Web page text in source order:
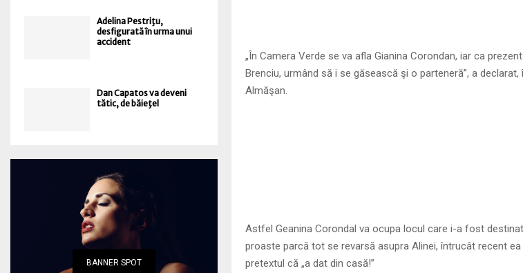
„În Camera Verde se va afla Gianina Corondan, iar ca
Brenciu, urmând să i se găsească şi o parteneră”, a
Almăşan.
Astfel Geanina Corondal va ocupa locul care i-a fost
proaste parcă tot se revarsă asupra Alinei, întrucât recent
pretextul că „a dat din casă!”
Adelina Pestriţu,
desfigurată în urma unui
accident
Dan Capatos va deveni
tătic, de băieţel
BANNER SPOT